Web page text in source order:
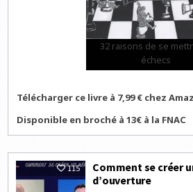
32 raisons de se
échecs
Télécharger ce livre à 7,99 € chez
Disponible en broché à 13€ à la FNAC
115
Comment se créer
d’ouverture